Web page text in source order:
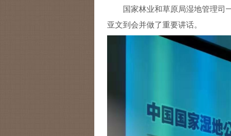
国家林业和草原局湿地管理司
亚文到会并做了重要讲话。